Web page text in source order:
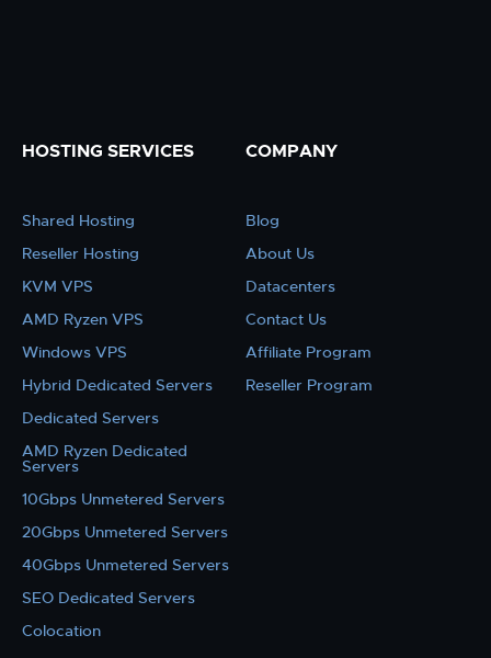
HOSTING SERVICES
Shared Hosting
Reseller Hosting
KVM VPS
AMD Ryzen VPS
Windows VPS
Hybrid Dedicated Servers
Dedicated Servers
AMD Ryzen Dedicated
Servers
10Gbps Unmetered Servers
20Gbps Unmetered Servers
40Gbps Unmetered Servers
SEO Dedicated Servers
Colocation
COMPANY
Blog
About Us
Datacenters
Contact Us
Affiliate Program
Reseller Program